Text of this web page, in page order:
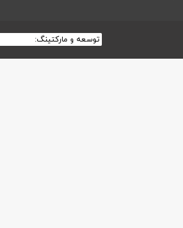
توسعه و مارکتینگ: